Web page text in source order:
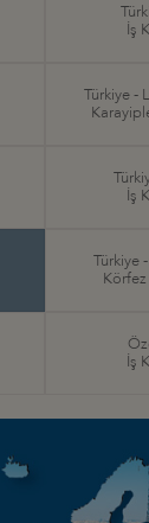
İş
Türkiye -
İş
Türkiye
İş